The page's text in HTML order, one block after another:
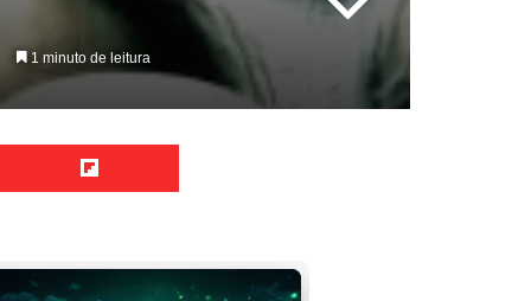
1 minuto de leitura
Reddit Flipboard